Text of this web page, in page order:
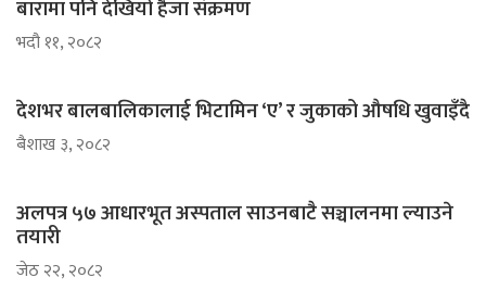
बारामा पनि देखियो हैजा संक्रमण
भदौ ११, २०८२
देशभर बालबालिकालाई भिटामिन ‘ए’ र जुकाको औषधि खुवाइँदै
ब‌ैशाख ३, २०८२
अलपत्र ५७ आधारभूत अस्पताल साउनबाटै सञ्चालनमा ल्याउने
तयारी
जेठ २२, २०८२